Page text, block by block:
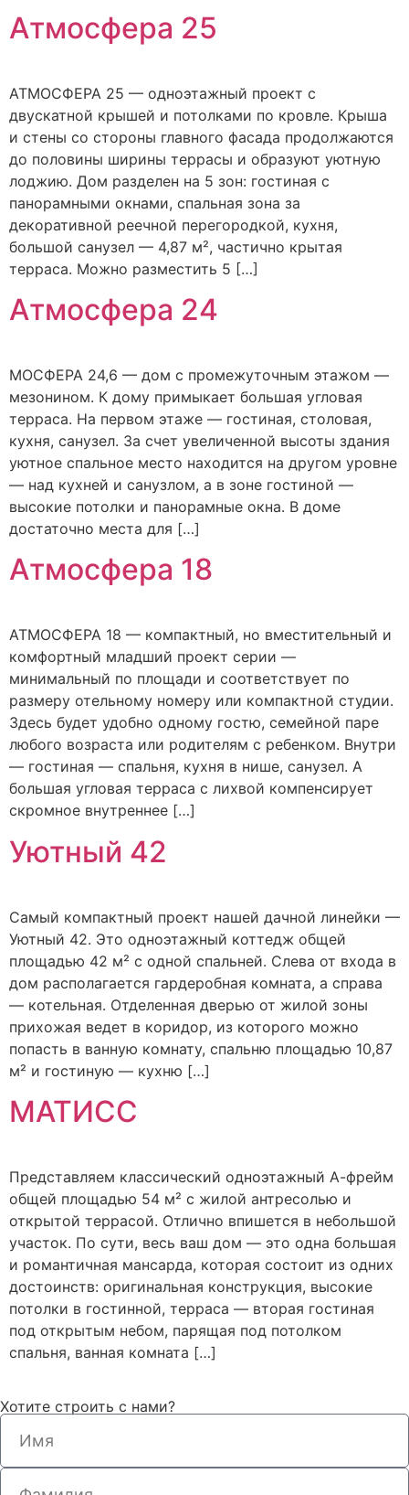
Атмосфера 25
АТМОСФЕРА 25 — одноэтажный проект с
двускатной крышей и потолками по кровле. Крыша
и стены со стороны главного фасада продолжаются
до половины ширины террасы и образуют уютную
лоджию. Дом разделен на 5 зон: гостиная с
панорамными окнами, спальная зона за
декоративной реечной перегородкой, кухня,
большой санузел — 4,87 м², частично крытая
терраса. Можно разместить 5 […]
Атмосфера 24
МОСФЕРА 24,6 — дом с промежуточным этажом —
мезонином. К дому примыкает большая угловая
терраса. На первом этаже — гостиная, столовая,
кухня, санузел. За счет увеличенной высоты здания
уютное спальное место находится на другом уровне
— над кухней и санузлом, а в зоне гостиной —
высокие потолки и панорамные окна. В доме
достаточно места для […]
Атмосфера 18
АТМОСФЕРА 18 — компактный, но вместительный и
комфортный младший проект серии —
минимальный по площади и соответствует по
размеру отельному номеру или компактной студии.
Здесь будет удобно одному гостю, семейной паре
любого возраста или родителям с ребенком. Внутри
— гостиная — спальня, кухня в нише, санузел. А
большая угловая терраса с лихвой компенсирует
скромное внутреннее […]
Уютный 42
Самый компактный проект нашей дачной линейки —
Уютный 42. Это одноэтажный коттедж общей
площадью 42 м² с одной спальней. Слева от входа в
дом располагается гардеробная комната, а справа
— котельная. Отделенная дверью от жилой зоны
прихожая ведет в коридор, из которого можно
попасть в ванную комнату, спальню площадью 10,87
м² и гостиную — кухню […]
МАТИСС
Представляем классический одноэтажный А-фрейм
общей площадью 54 м² с жилой антресолью и
открытой террасой. Отлично впишется в небольшой
участок. По сути, весь ваш дом — это одна большая
и романтичная мансарда, которая состоит из одних
достоинств: оригинальная конструкция, высокие
потолки в гостинной, терраса — вторая гостиная
под открытым небом, парящая под потолком
спальня, ванная комната […]
Хотите строить с нами?